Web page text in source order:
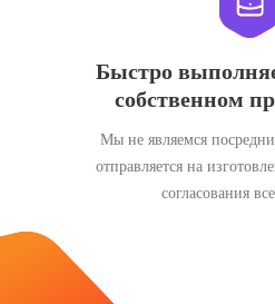
Быстро
собственном
Мы не являемся
отправляется на
согласования